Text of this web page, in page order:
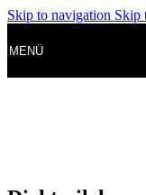
Skip to navigation Skip
MENÜ